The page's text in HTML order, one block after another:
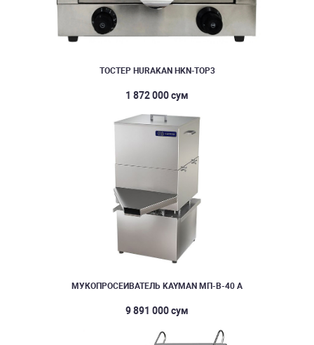
ТОСТЕР HURAKAN HKN-TOP3
1 872 000 сум
МУКОПРОСЕИВАТЕЛЬ KAYMAN МП-В-40 А
9 891 000 сум